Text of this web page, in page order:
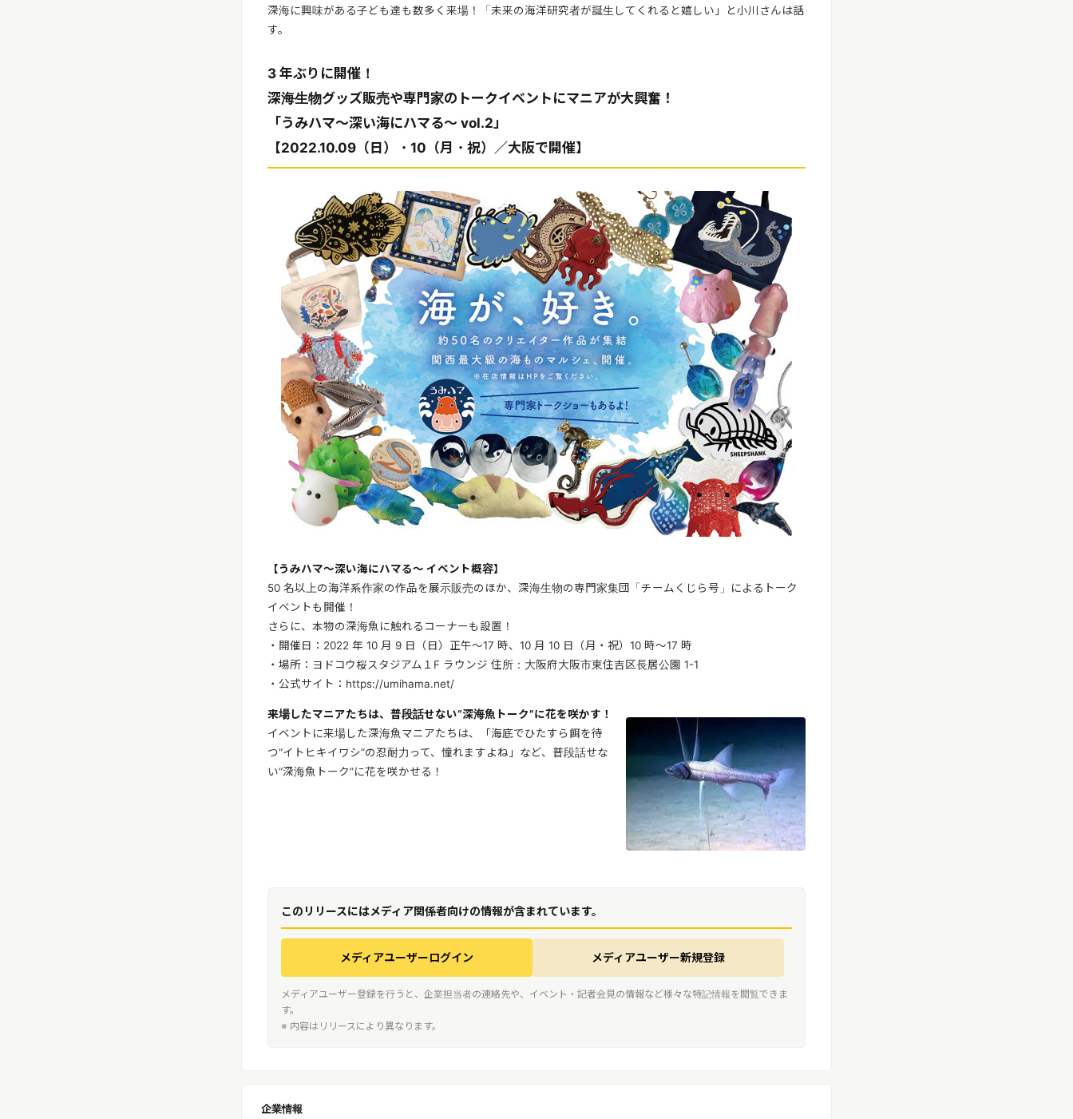
深海に興味がある子ども達も数多く来場！「未来の海洋研究者が誕生してくれると嬉しい」と小川さんは話
す。
3 年ぶりに開催！
深海生物グッズ販売や専門家のトークイベントにマニアが大興奮！
「うみハマ～深い海にハマる～ vol.2」
【2022.10.09（日）・10（月・祝）／大阪で開催】
【うみハマ〜深い海にハマる〜 イベント概容】
50 名以上の海洋系作家の作品を展示販売のほか、深海生物の専門家集団「チームくじら号」によるトーク
イベントも開催！
さらに、本物の深海魚に触れるコーナーも設置！
・開催日：2022 年 10 月 9 日（日）正午～17 時、10 月 10 日（月・祝）10 時～17 時
・場所：ヨドコウ桜スタジアム１F ラウンジ 住所：大阪府大阪市東住吉区長居公園 1-1
・公式サイト：https://umihama.net/
来場したマニアたちは、普段話せない“深海魚トーク”に花を咲かす！
イベントに来場した深海魚マニアたちは、「海底でひたすら餌を待
つ“イトヒキイワシ”の忍耐力って、憧れますよね」など、普段話せな
い“深海魚トーク”に花を咲かせる！
このリリースにはメディア関係者向けの情報が含まれています。
メディアユーザーログイン メディアユーザー新規登録
メディアユーザー登録を行うと、企業担当者の連絡先や、イベント・記者会見の情報など様々な特記情報を閲覧できま
す。
※ 内容はリリースにより異なります。
企業情報